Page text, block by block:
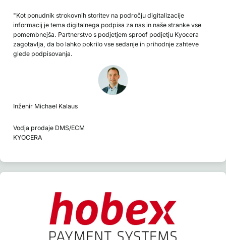
"Kot ponudnik strokovnih storitev na področju digitalizacije
informacij je tema digitalnega podpisa za nas in naše stranke vse
pomembnejša. Partnerstvo s podjetjem sproof podjetju Kyocera
zagotavlja, da bo lahko pokrilo vse sedanje in prihodnje zahteve
glede podpisovanja.
Inženir Michael Kalaus
Vodja prodaje DMS/ECM
KYOCERA